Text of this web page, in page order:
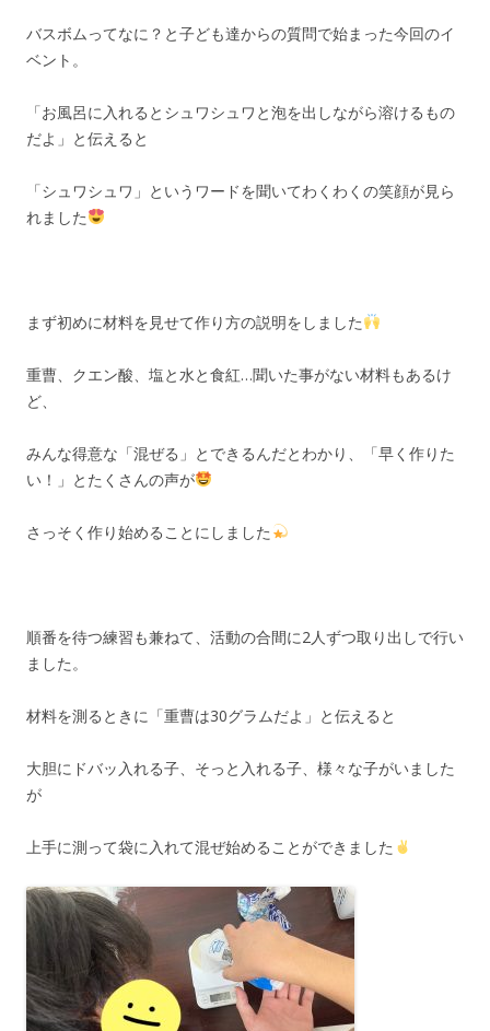
バスボムってなに？と子ども達からの質問で始まった今回のイ
ベント。
「お風呂に入れるとシュワシュワと泡を出しながら溶けるもの
だよ」と伝えると
「シュワシュワ」というワードを聞いてわくわくの笑顔が見ら
れました
まず初めに材料を見せて作り方の説明をしました
重曹、クエン酸、塩と水と食紅…聞いた事がない材料もあるけ
ど、
みんな得意な「混ぜる」とできるんだとわかり、「早く作りた
い！」とたくさんの声が
さっそく作り始めることにしました
順番を待つ練習も兼ねて、活動の合間に2人ずつ取り出しで行い
ました。
材料を測るときに「重曹は30グラムだよ」と伝えると
大胆にドバッ入れる子、そっと入れる子、様々な子がいました
が
上手に測って袋に入れて混ぜ始めることができました